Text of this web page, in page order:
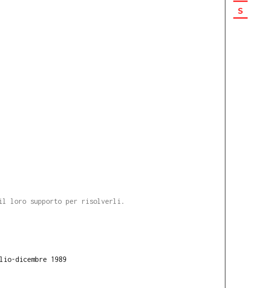
S
il loro supporto per risolverli.
dicembre 1989